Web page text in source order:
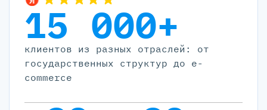
15 000+
клиентов из разных отраслей: от
государственных структур до e-
commerce